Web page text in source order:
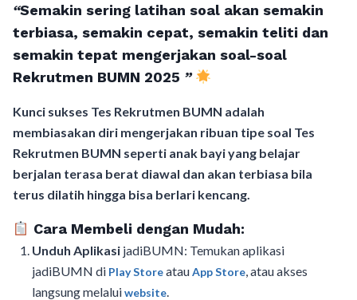
“Semakin sering latihan soal akan semakin
terbiasa, semakin cepat, semakin teliti dan
semakin tepat mengerjakan soal-soal
Rekrutmen BUMN 2025 ”
Kunci sukses Tes Rekrutmen BUMN adalah
membiasakan diri mengerjakan ribuan tipe soal Tes
Rekrutmen BUMN seperti anak bayi yang belajar
berjalan terasa berat diawal dan akan terbiasa bila
terus dilatih hingga bisa berlari kencang.
Cara Membeli dengan Mudah:
Unduh Aplikasi jadiBUMN: Temukan aplikasi
jadiBUMN di Play StoreatauApp Store, atau akses
langsung melaluiwebsite.